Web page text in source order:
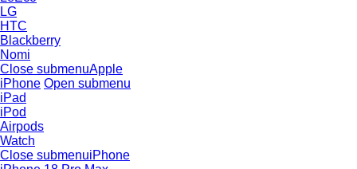
LG
HTC
Blackberry
Nomi
Close submenuApple
iPhone Open submenu
iPad
iPod
Airpods
Watch
Close submenuiPhone